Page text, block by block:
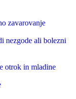
zavarovanje
nezgode ali bolezni
otrok in mladine